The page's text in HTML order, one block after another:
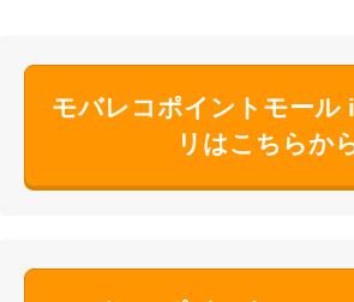
モバレコポイントモール
リはこちらか